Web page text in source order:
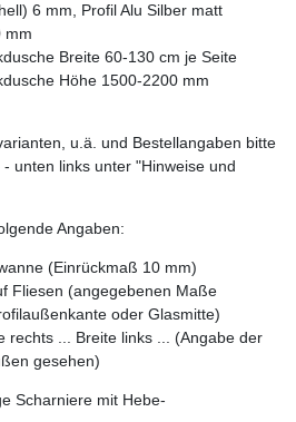
6 mm, Profil Alu Silber matt
mm
Breite 60-130 cm je Seite
Höhe 1500-2200 mm
u.ä. und Bestellangaben bitte
unten links unter "Hinweise und
Angaben:
(Einrückmaß 10 mm)
Fliesen (angegebenen Maße
oder Glasmitte)
rechts ... Breite links ... (Angabe der
gesehen)
Scharniere mit Hebe-